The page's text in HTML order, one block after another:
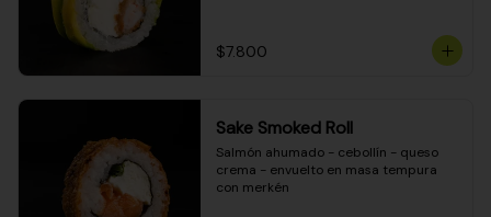
$7.800
Sake Smoked Roll
Salmón ahumado - cebollín - queso
crema - envuelto en masa tempura
con merkén